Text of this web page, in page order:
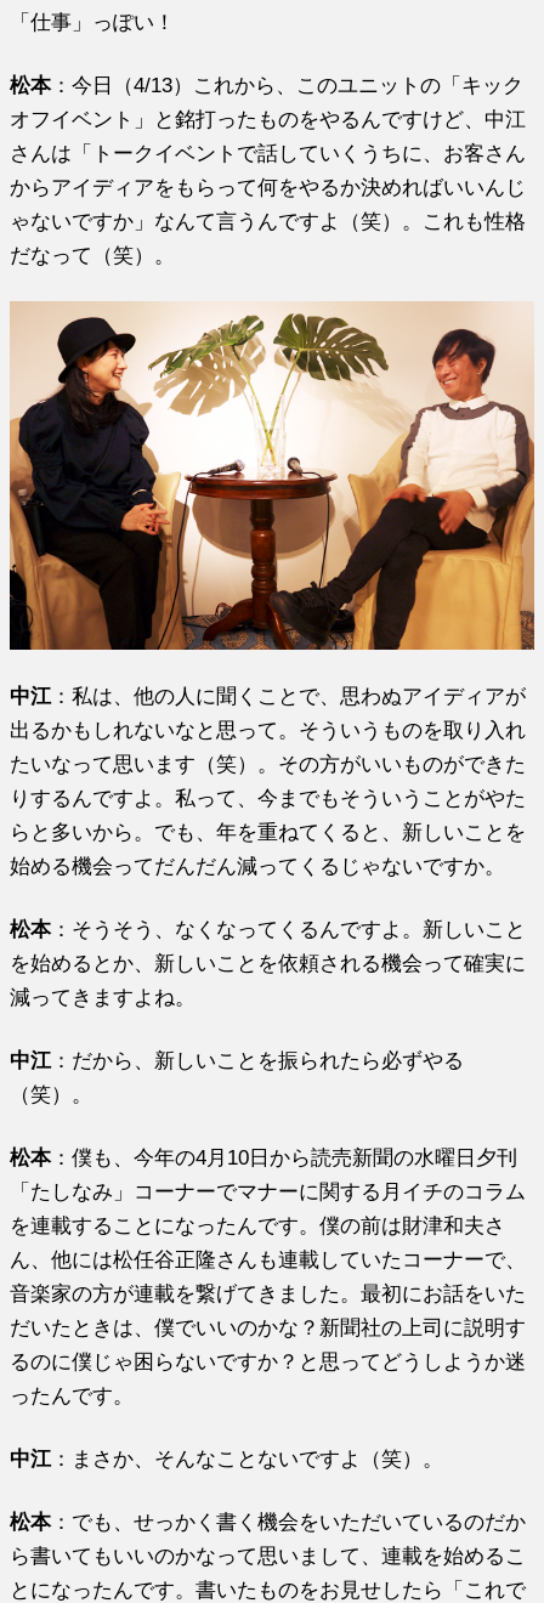
「仕事」っぽい！
松本：今日（4/13）これから、このユニットの「キック
オフイベント」と銘打ったものをやるんですけど、中江
さんは「トークイベントで話していくうちに、お客さん
からアイディアをもらって何をやるか決めればいいんじ
ゃないですか」なんて言うんですよ（笑）。これも性格
だなって（笑）。
中江 ：私は、他の人に聞くことで、思わぬアイディアが
出るかもしれないなと思って。そういうものを取り入れ
たいなって思います（笑）。その方がいいものができた
りするんですよ。私って、今までもそういうことがやた
らと多いから。でも、年を重ねてくると、新しいことを
始める機会ってだんだん減ってくるじゃないですか。
松本：そうそう、なくなってくるんですよ。新しいこと
を始めるとか、新しいことを依頼される機会って確実に
減ってきますよね。
中江 ：だから、新しいことを振られたら必ずやる
（笑）。
松本：僕も、今年の4月10日から読売新聞の水曜日夕刊
「たしなみ」コーナーでマナーに関する月イチのコラム
を連載することになったんです。僕の前は財津和夫さ
ん、他には松任谷正隆さんも連載していたコーナーで、
音楽家の方が連載を繋げてきました。最初にお話をいた
だいたときは、僕でいいのかな？新聞社の上司に説明す
るのに僕じゃ困らないですか？と思ってどうしようか迷
ったんです。
中江 ：まさか、そんなことないですよ（笑）。
松本：でも、せっかく書く機会をいただいているのだか
ら書いてもいいのかなって思いまして、連載を始めるこ
とになったんです。書いたものをお見せしたら「これで